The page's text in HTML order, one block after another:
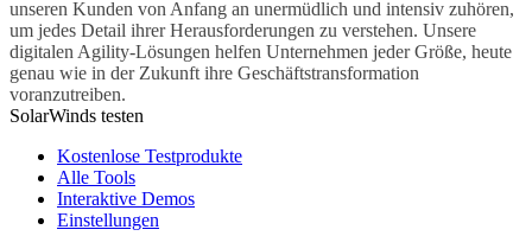
unseren Kunden von Anfang an unermüdlich und intensiv zuhören,
um jedes Detail ihrer Herausforderungen zu verstehen. Unsere
digitalen Agility-Lösungen helfen Unternehmen jeder Größe, heute
genau wie in der Zukunft ihre Geschäftstransformation
voranzutreiben.
SolarWinds testen
Kostenlose Testprodukte
Alle Tools
Interaktive Demos
Einstellungen